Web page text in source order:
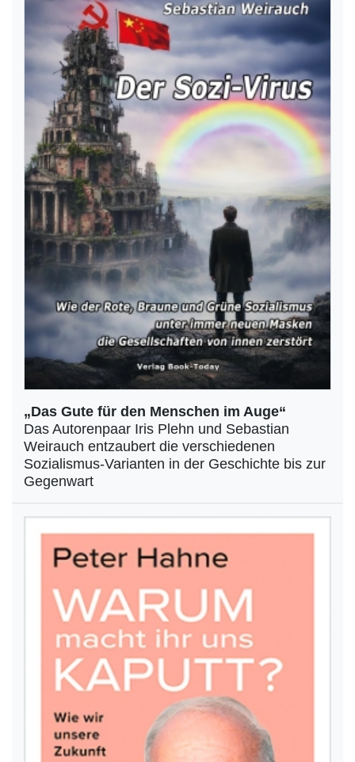
„Das Gute für den Menschen im Auge“
Das Autorenpaar Iris Plehn und Sebastian
Weirauch entzaubert die verschiedenen
Sozialismus-Varianten in der Geschichte bis zur
Gegenwart